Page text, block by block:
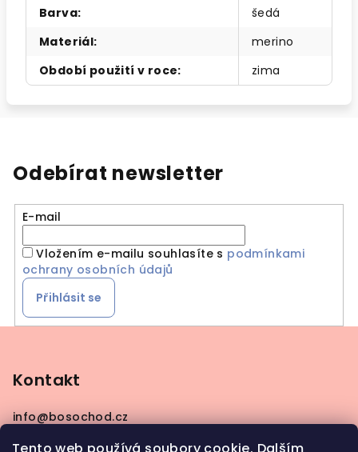
Barva:
šedá
Materiál:
merino
Období použití v roce: zima
Odebírat newsletter
E-mail
Vložením e-mailu souhlasíte s podmínkami
ochrany osobních údajů
Přihlásit se
t
Kontakt
info@bosochod.cz